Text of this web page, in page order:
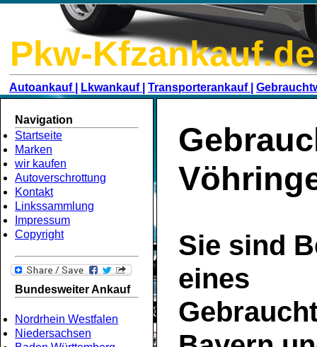
Pkw-Kfzankauf.de
Autoankauf | Lkwankauf | Transporterankauf |
Navigation
Startseite
Marken
wir kaufen
Autoverschrottung
Kontakt
Linkssammlung
Impressum
Copyright
Bundesweiter Ankauf
Nordrhein Westfalen
Niedersachsen
Sie sind
eines